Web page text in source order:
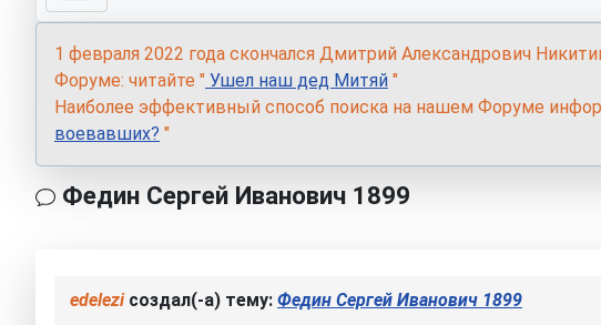
1 февраля 2022 года скончался Дмитрий Александрович
Форуме: читайте " Ушел наш дед Митяй "
Наиболее эффективный способ поиска на нашем Форуме
воевавших? "
Федин Сергей Иванович 1899
edeleziсоздал(-а) тему: Федин Сергей Иванович 1899